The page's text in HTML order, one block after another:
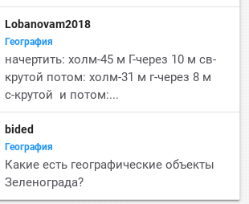
Lobanovam2018
География
начертить: холм-45 м Г-через 10 м св-
крутой потом: холм-31 м г-через 8 м
с-крутой и потом:...
bided
География
Какие есть географические объекты
Зеленограда?